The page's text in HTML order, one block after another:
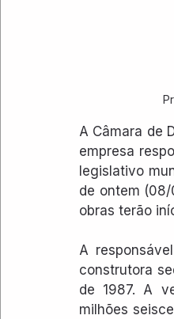
A Câmara de
empresa
legislativo
de ontem
obras terão
A
construtora
de 1987. A
milhões